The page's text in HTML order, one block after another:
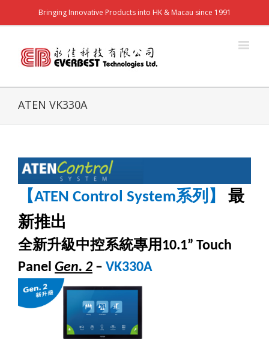
Bringing Innovative Products into HK & Macau since 1991
ATEN VK330A
【ATEN Control System系列】
最
新推出
全新升級中控系統專用 10.1” Touch
Panel Gen. 2 – VK330A